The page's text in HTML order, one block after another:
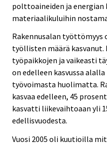
polttoaineiden ja
materiaalikuluihin
Rakennusalan työttömyys
työllisten määrä kasvanut.
työpaikkojen ja vaikeasti
on edelleen kasvussa
työvoimasta huolimatta.
kasvaa edelleen, 45
kasvatti liikevaihtoaan yli
edellisvuodesta.
Vuosi 2005 oli kuutioilla